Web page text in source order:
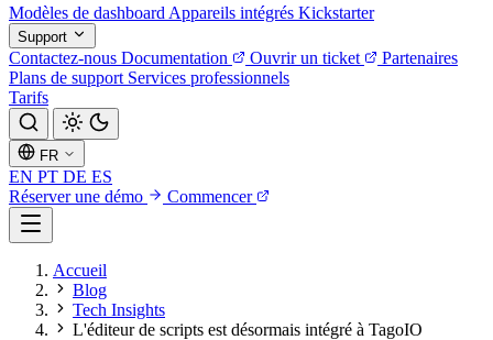
Modèles de dashboard Appareils intégrés Kickstarter
Support
Contactez-nous Documentation Ouvrir un ticket
Partenaires
Plans de support Services professionnels
Tarifs
FR
EN PT DE ES
Réserver une démo
Commencer
Accueil
Blog
Tech Insights
L'éditeur de scripts est désormais intégré à TagoIO